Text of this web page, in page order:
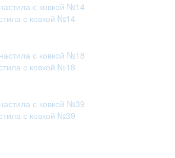
с ковкой №14
с ковкой №18
с ковкой №39